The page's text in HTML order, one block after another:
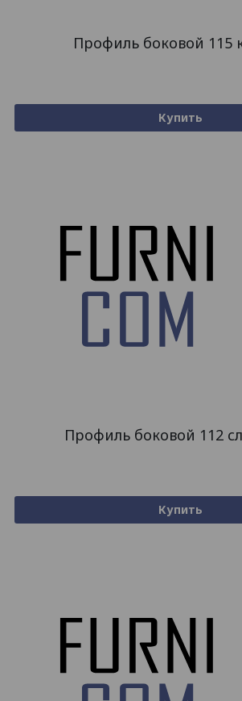
Профиль боковой 115
Купить
Профиль боковой 112
Купить